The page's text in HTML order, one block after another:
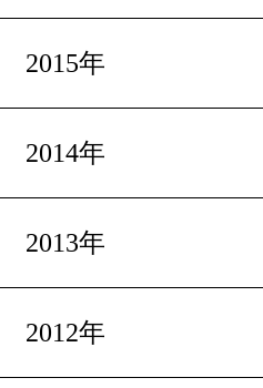
2015年
2014年
2013年
2012年